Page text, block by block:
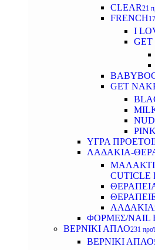
CLEAR21
FRENCH
I
GET
GET
PINK
ΥΓΡΑ
ΛΑΔΑΚΙΑ-
CUTICLE
ΛΑΔΑΚΙΑ
ΦΟΡΜΕΣ/NAIL
ΒΕΡΝΙΚΙ ΑΠΛΟ231
ΒΕΡΝΙΚΙ ΑΠΛΟ